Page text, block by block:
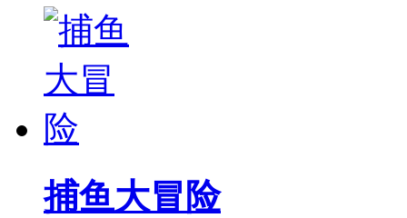
捕鱼大冒险